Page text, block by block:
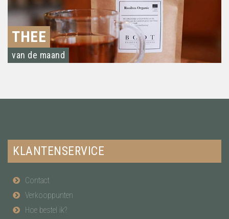
THEE
van de maand
KLANTENSERVICE
Contact
Verkooppunten
Hoe bestel ik?